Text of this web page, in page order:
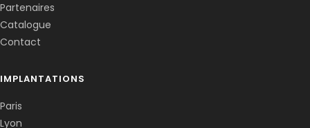
Partenaires
Catalogue
Contact
IMPLANTATIONS
Paris
Lyon